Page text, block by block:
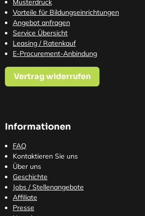
Musterdruck
Vorteile für Bildungseinrichtungen
Angebot anfragen
Service Übersicht
Leasing / Ratenkauf
E-Procurement-Anbindung
Vertrag widerrufen
Informationen
FAQ
Kontaktieren Sie uns
Über uns
Geschichte
Jobs / Stellenangebote
Affiliate
Presse